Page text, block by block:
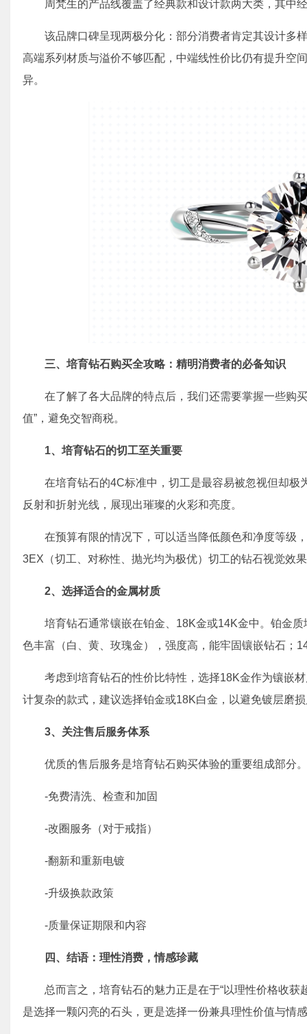
周梵生的产品线覆盖了经典款和设计款两大类，其中
该品牌口碑呈现两极分化：部分消费者肯定其设计多
高端系列材质与溢价不够匹配，中端线性价比仍有提升空
异。
三、 培育钻石购买全攻略：精明消费者的必备知识
在了解了各大品牌的特点后，我们还需要掌握一些购
值”，避免交智商税。
1、 培育钻石的切工至关重要
在培育钻石的4C标准中，切工是最容易被忽视但却
反射和折射光线，展现出璀璨的火彩和亮度。
在预算有限的情况下，可以适当降低颜色和净度等级
3EX（切工、对称性、抛光均为极优）切工的钻石视觉效
2、 选择适合的金属材质
培育钻石通常镶嵌在铂金、18K金或14K金中。铂金
色丰富（白、黄、玫瑰金），强度高，能牢固镶嵌钻石；
考虑到培育钻石的性价比特性，选择18K金作为镶嵌
计复杂的款式，建议选择铂金或18K白金，以避免镀层磨
3、 关注售后服务体系
优质的售后服务是培育钻石购买体验的重要组成部分
-免费清洗、检查和加固
-改圈服务（对于戒指）
-翻新和重新电镀
-升级换款政策
-质量保证期限和内容
四、 结语：理性消费，情感珍藏
总而言之，培育钻石的魅力正是在于“以理性价格收
是选择一颗闪亮的石头，更是选择一份兼具理性价值与情